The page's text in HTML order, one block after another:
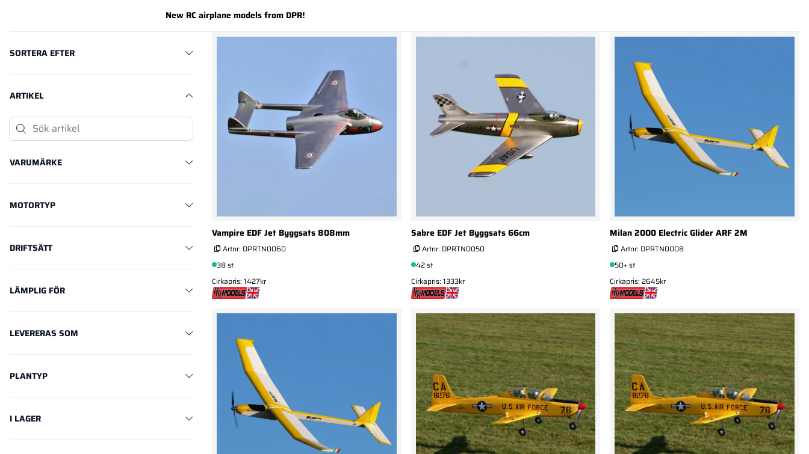
New RC airplane models from DPR!
SORTERA EFTER
ARTIKEL
Sök Artikel
VARUMÄRKE
MOTORTYP
DRIFTSÄTT
LÄMPLIG FÖR
LEVERERAS SOM
PLANTYP
I LAGER
Produkter
Vampire EDF Jet Byggsats 808mm
Artnr: DPRTN0060
38 st
Cirkapris: 1427kr
Sabre EDF Jet Byggsats 66cm
Artnr: DPRTN0050
42 st
Cirkapris: 1333kr
Milan 2000 Electric Glider ARF 2M
Artnr: DPRTN0008
50+ st
Cirkapris: 2645kr